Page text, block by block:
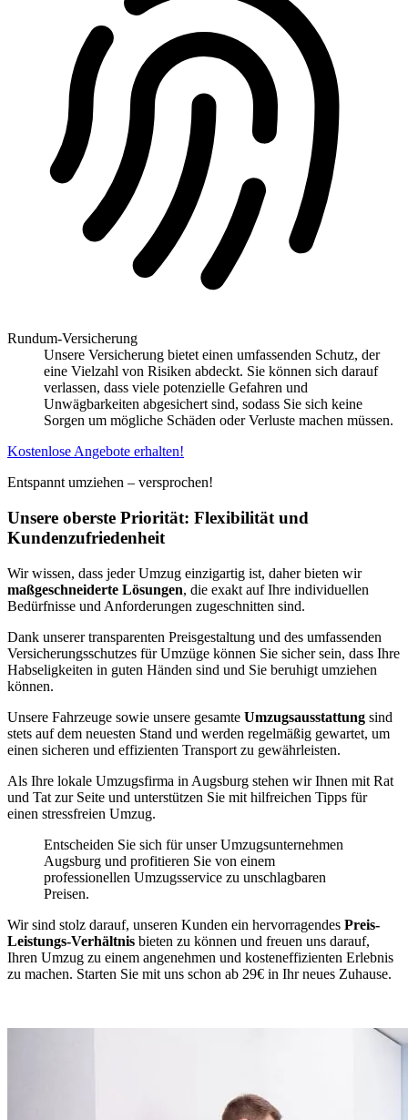
Rundum-Versicherung
Unsere Versicherung bietet einen umfassenden Schutz, der
eine Vielzahl von Risiken abdeckt. Sie können sich darauf
verlassen, dass viele potenzielle Gefahren und
Unwägbarkeiten abgesichert sind, sodass Sie sich keine
Sorgen um mögliche Schäden oder Verluste machen müssen.
Kostenlose Angebote erhalten!
Entspannt umziehen – versprochen!
Unsere oberste Priorität: Flexibilität und
Kundenzufriedenheit
Wir wissen, dass jeder Umzug einzigartig ist, daher bieten wir
maßgeschneiderte Lösungen, die exakt auf Ihre individuellen
Bedürfnisse und Anforderungen zugeschnitten sind.
Dank unserer transparenten Preisgestaltung und des umfassenden
Versicherungsschutzes für Umzüge können Sie sicher sein, dass Ihre
Habseligkeiten in guten Händen sind und Sie beruhigt umziehen
können.
Unsere Fahrzeuge sowie unsere gesamte Umzugsausstattung sind
stets auf dem neuesten Stand und werden regelmäßig gewartet, um
einen sicheren und effizienten Transport zu gewährleisten.
Als Ihre lokale Umzugsfirma in Augsburg stehen wir Ihnen mit Rat
und Tat zur Seite und unterstützen Sie mit hilfreichen Tipps für
einen stressfreien Umzug.
Entscheiden Sie sich für unser Umzugsunternehmen
Augsburg und profitieren Sie von einem
professionellen Umzugsservice zu unschlagbaren
Preisen.
Wir sind stolz darauf, unseren Kunden ein hervorragendes Preis-
Leistungs-Verhältnis bieten zu können und freuen uns darauf,
Ihren Umzug zu einem angenehmen und kosteneffizienten Erlebnis
zu machen. Starten Sie mit uns schon ab 29€ in Ihr neues Zuhause.